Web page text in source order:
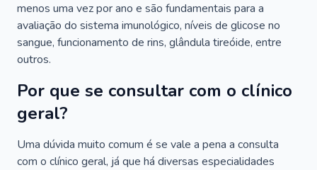
menos uma vez por ano e são fundamentais para a
avaliação do sistema imunológico, níveis de glicose no
sangue, funcionamento de rins, glândula tireóide, entre
outros.
Por que se consultar com o clínico
geral?
Uma dúvida muito comum é se vale a pena a consulta
com o clínico geral, já que há diversas especialidades